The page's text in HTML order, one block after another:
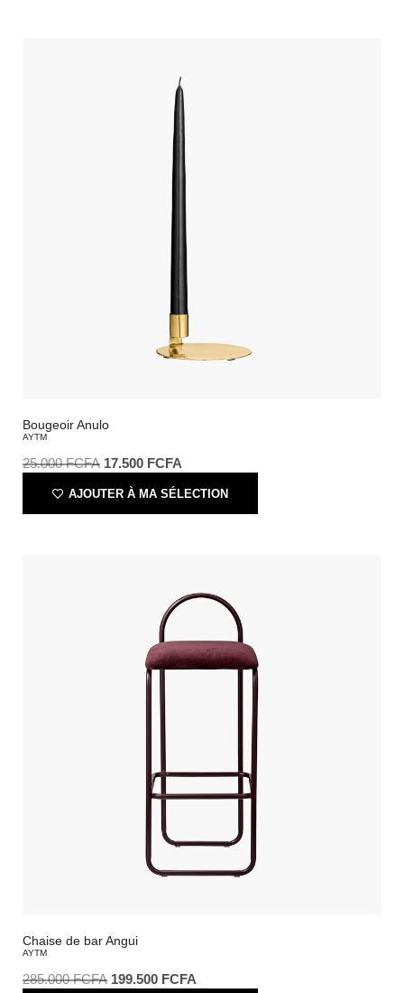
Bougeoir Anulo
AYTM
25.000FCFA 17.500 FCFA
AJOUTER À MA SÉLECTION
Chaise de bar Angui
AYTM
285.000FCFA 199.500 FCFA